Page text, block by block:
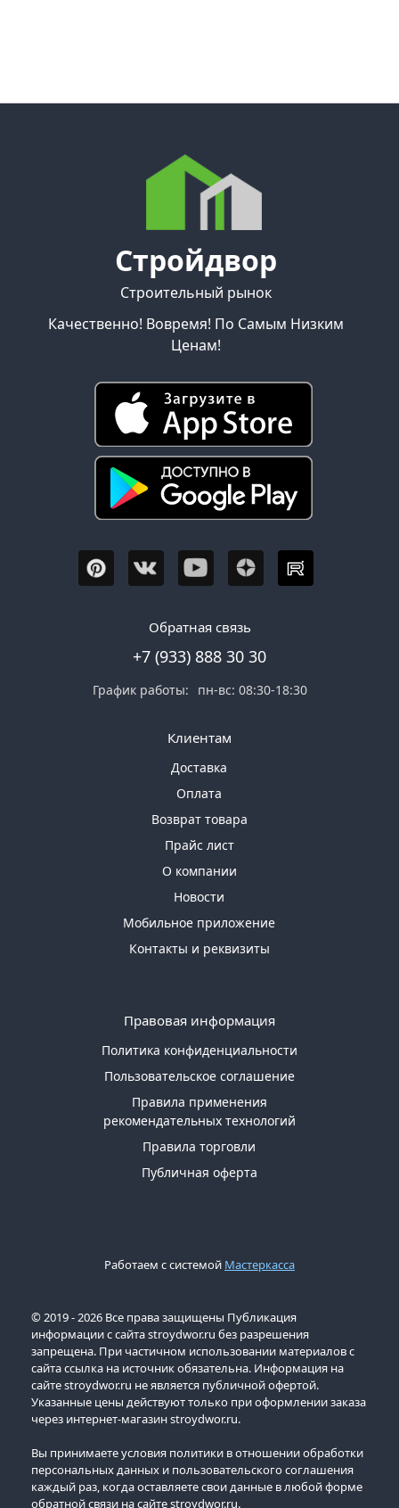
Стройдвор
Строительный рынок
Качественно! Вовремя! По Самым Низким
Ценам!
Обратная связь
+7 (933) 888 30 30
График работы: пн-вс: 08:30-18:30
Клиентам
Доставка
Оплата
Возврат товара
Прайс лист
О компании
Новости
Мобильное приложение
Контакты и реквизиты
Правовая информация
Политика конфиденциальности
Пользовательское соглашение
Правила применения
рекомендательных технологий
Правила торговли
Публичная оферта
Работаем с системой Мастеркасса
© 2019 - 2026 Все права защищены Публикация
информации с сайта stroydwor.ru без разрешения
запрещена. При частичном использовании материалов с
сайта ссылка на источник обязательна. Информация на
сайте stroydwor.ru не является публичной офертой.
Указанные цены действуют только при оформлении заказа
через интернет-магазин stroydwor.ru.
Вы принимаете условия политики в отношении обработки
персональных данных и пользовательского соглашения
каждый раз, когда оставляете свои данные в любой форме
обратной связи на сайте stroydwor.ru.